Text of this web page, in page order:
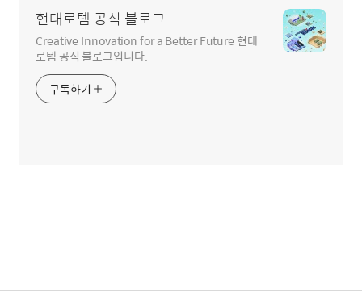
현대로템 공식 블로그
Creative Innovation for a Better Future 현대
로템 공식 블로그입니다.
구독하기